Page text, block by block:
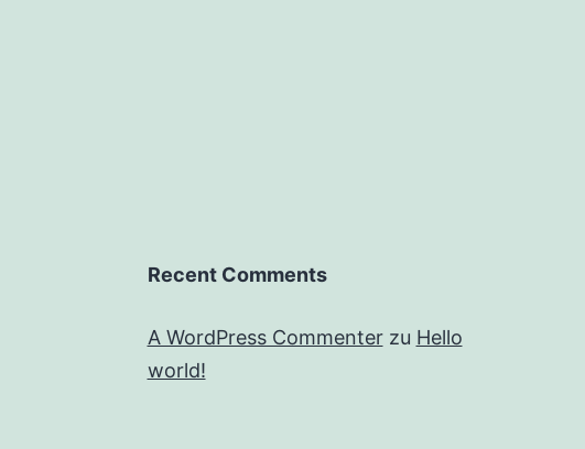
Recent Comments
A WordPress Commenterzu Hello
world!